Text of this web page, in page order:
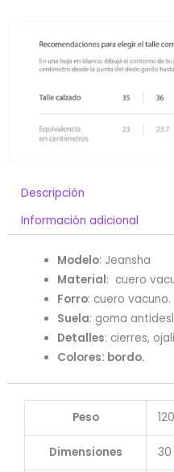
Descripción
Información adicional
Modelo: Jeansha
Material: cuero
Forro: cuero vacuno.
Suela: goma
Detalles: cierres,
Colores: bordo.
Peso
Dimensiones